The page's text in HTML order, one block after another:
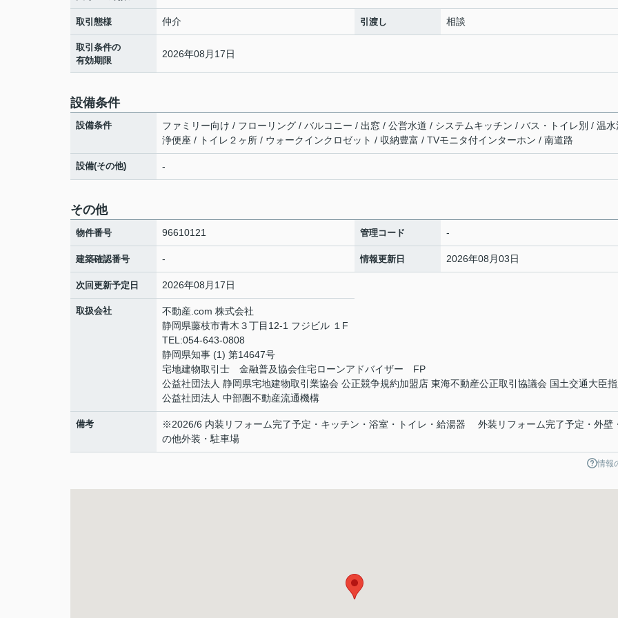
取引態様 仲介 引渡し 相談
取引条件の
有効期限
2026年08月17日
設備条件
設備条件
ファミリー向け / フローリング / バルコニー / 出窓 / 公営水道 / システムキッチン / バス・トイレ別 / 温水
浄便座 / トイレ２ヶ所 / ウォークインクロゼット / 収納豊富 / TVモニタ付インターホン / 南道路
設備(その他) -
その他
物件番号 96610121 管理コード -
建築確認番号 - 情報更新日 2026年08月03日
次回更新予定日 2026年08月17日
取扱会社
不動産.com 株式会社
静岡県藤枝市青木３丁目12-1 フジビル １F
TEL:054-643-0808
静岡県知事 (1) 第14647号
宅地建物取引士 金融普及協会住宅ローンアドバイザー FP
公益社団法人 静岡県宅地建物取引業協会 公正競争規約加盟店 東海不動産公正取引協議会 国土交通大臣
公益社団法人 中部圏不動産流通機構
備考
※2026/6 内装リフォーム完了予定・キッチン・浴室・トイレ・給湯器 外装リフォーム完了予定・外壁
の他外装・駐車場
情報